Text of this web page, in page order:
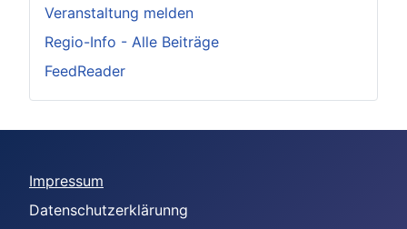
Veranstaltung melden
Regio-Info - Alle Beiträge
FeedReader
Impressum
Datenschutzerklärunng